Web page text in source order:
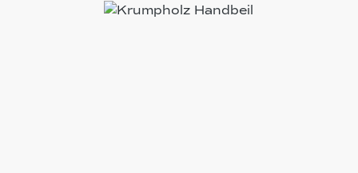
Bildergalerie überspringen